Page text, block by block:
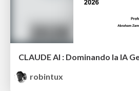
robintux